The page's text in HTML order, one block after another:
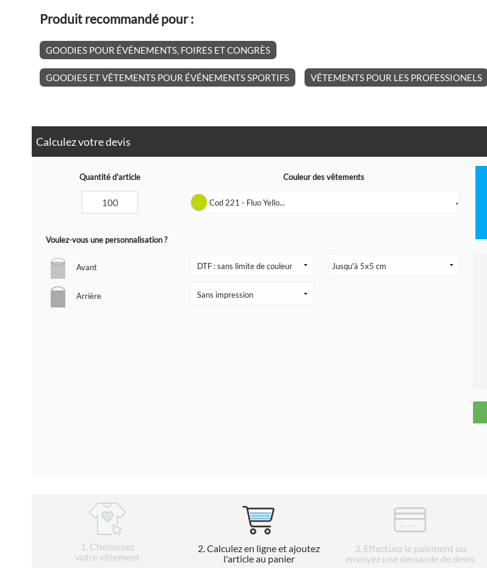
Produit recommandé pour :
GOODIES POUR ÉVÉNEMENTS, FOIRES ET CONGRÈS
GOODIES ET VÊTEMENTS POUR ÉVÉNEMENTS SPORTIFS VÊTEMENTS POUR LES PROFESSIONELS
Calculez votre devis
Quantité d'article Couleur des vêtements
Cod 221 - Fluo Yello... ▼
Voulez-vous une personnalisation ?
Avant
Arrière
1 . Choisissez
votre vêtement
2. Calculez en ligne et ajoutez
l'article au panier
3. Effectuez le paiement ou
envoyez une demande de devis